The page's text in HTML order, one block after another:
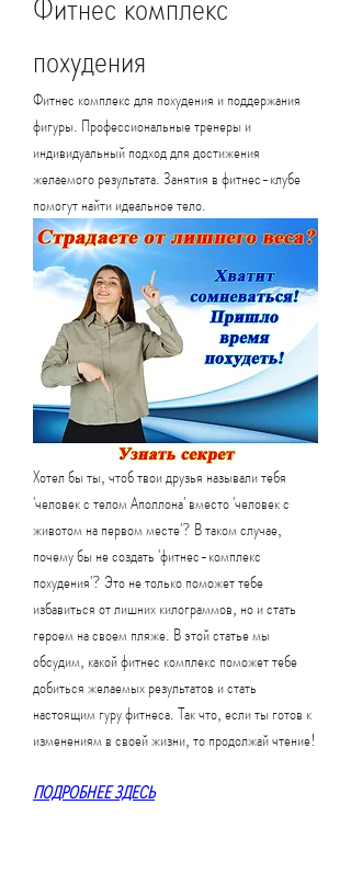
похудения
Фитнес комплекс для похудения и поддержания
фигуры. Профессиональные тренеры и
индивидуальный подход для достижения
желаемого результата. Занятия в фитнес-клубе
помогут найти идеальное тело.
Хотел бы ты, чтоб твои друзья называли тебя
'человек с телом Аполлона' вместо 'человек с
животом на первом месте'? В таком случае,
почему бы не создать 'фитнес-комплекс
похудения'? Это не только поможет тебе
избавиться от лишних килограммов, но и стать
героем на своем пляже. В этой статье мы
обсудим, какой фитнес комплекс поможет тебе
добиться желаемых результатов и стать
настоящим гуру фитнеса. Так что, если ты готов к
изменениям в своей жизни, то продолжай чтение!
ПОДРОБНЕЕ ЗДЕСЬ